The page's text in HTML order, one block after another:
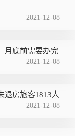
2021-12-08
月底前需要办完
2021-12-08
退房旅客1813人
2021-12-08